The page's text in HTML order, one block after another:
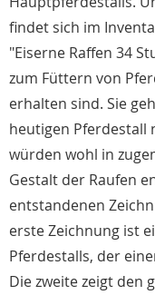
findet sich im
"Eiserne Raffen 34
zum Füttern von
erhalten sind. Sie
heutigen Pferdestall
würden wohl in
Gestalt der Raufen
entstandenen
erste Zeichnung ist
Pferdestalls, der
Die zweite zeigt den